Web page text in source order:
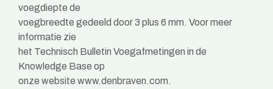
voegdiepte de
voegbreedte gedeeld door 3 plus 6 mm. Voor meer
informatie zie
het Technisch Bulletin Voegafmetingen in de
Knowledge Base op
onze website www.denbraven.com.